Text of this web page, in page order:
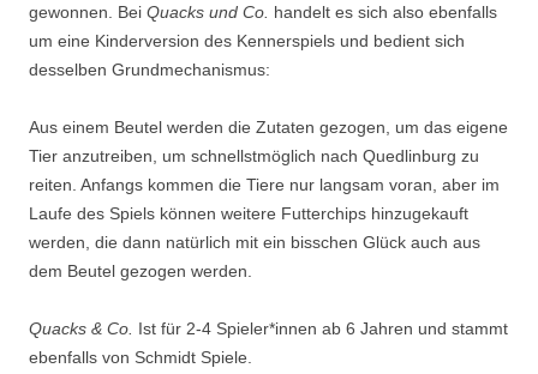
gewonnen. Bei Quacks und Co. handelt es sich also ebenfalls
um eine Kinderversion des Kennerspiels und bedient sich
desselben Grundmechanismus:
Aus einem Beutel werden die Zutaten gezogen, um das eigene
Tier anzutreiben, um schnellstmöglich nach Quedlinburg zu
reiten. Anfangs kommen die Tiere nur langsam voran, aber im
Laufe des Spiels können weitere Futterchips hinzugekauft
werden, die dann natürlich mit ein bisschen Glück auch aus
dem Beutel gezogen werden.
Quacks & Co. Ist für 2-4 Spieler*innen ab 6 Jahren und stammt
ebenfalls von Schmidt Spiele.